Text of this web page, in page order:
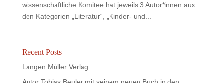
wissenschaftliche Komitee hat jeweils 3 Autor*innen aus
den Kategorien „Literatur“, „Kinder- und...
Recent Posts
Langen Müller Verlag